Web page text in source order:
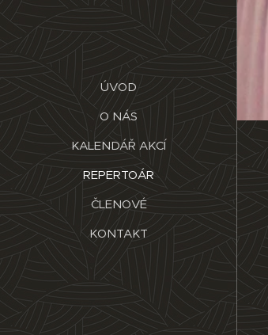
ÚVOD
O NÁS
KALENDÁŘ AKCÍ
REPERTOÁR
ČLENOVÉ
KONTAKT